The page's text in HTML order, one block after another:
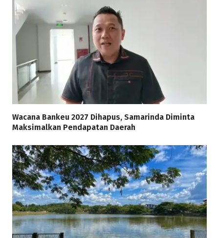
Wacana Bankeu 2027 Dihapus, Samarinda Diminta
Maksimalkan Pendapatan Daerah